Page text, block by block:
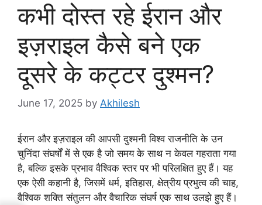
कभी दोस्त रहे ईरान और
इज़राइल कैसे बने एक
दूसरे के कट्टर दुश्मन?
June 17, 2025 by Akhilesh
ईरान और इज़राइल की आपसी दुश्मनी विश्व राजनीति के उन
चुनिंदा संघर्षों में से एक है जो समय के साथ न केवल गहराता गया
है, बल्कि इसके प्रभाव वैश्विक स्तर पर भी परिलक्षित हुए हैं। यह
एक ऐसी कहानी है, जिसमें धर्म, इतिहास, क्षेत्रीय प्रभुत्व की चाह,
वैश्विक शक्ति संतुलन और वैचारिक संघर्ष एक साथ उलझे हुए हैं।